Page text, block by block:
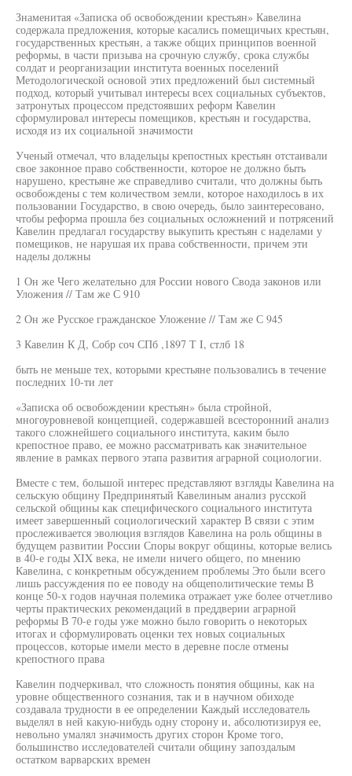
Знаменитая «Записка об освобождении крестьян» Кавелина
содержала предложения, которые касались помещичьих крестьян,
государственных крестьян, а также общих принципов военной
реформы, в части призыва на срочную службу, срока службы
солдат и реорганизации института военных поселений
Методологической основой этих предложений был системный
подход, который учитывал интересы всех социальных субъектов,
затронутых процессом предстоявших реформ Кавелин
сформулировал интересы помещиков, крестьян и государства,
исходя из их социальной значимости
Ученый отмечал, что владельцы крепостных крестьян отстаивали
свое законное право собственности, которое не должно быть
нарушено, крестьяне же справедливо считали, что должны быть
освобождены с тем количеством земли, которое находилось в их
пользовании Государство, в свою очередь, было заинтересовано,
чтобы реформа прошла без социальных осложнений и потрясений
Кавелин предлагал государству выкупить крестьян с наделами у
помещиков, не нарушая их права собственности, причем эти
наделы должны
1 Он же Чего желательно для России нового Свода законов или
Уложения // Там же С 910
2 Он же Русское гражданское Уложение // Там же С 945
3 Кавелин К Д, Собр соч СПб ,1897 Т I, стлб 18
быть не меньше тех, которыми крестьяне пользовались в течение
последних 10-ти лет
«Записка об освобождении крестьян» была стройной,
многоуровневой концепцией, содержавшей всесторонний анализ
такого сложнейшего социального института, каким было
крепостное право, ее можно рассматривать как значительное
явление в рамках первого этапа развития аграрной социологии.
Вместе с тем, большой интерес представляют взгляды Кавелина на
сельскую общину Предпринятый Кавелиным анализ русской
сельской общины как специфического социального института
имеет завершенный социологический характер В связи с этим
прослеживается эволюция взглядов Кавелина на роль общины в
будущем развитии России Споры вокруг общины, которые велись
в 40-е годы XIX века, не имели ничего общего, по мнению
Кавелина, с конкретным обсуждением проблемы Это были всего
лишь рассуждения по ее поводу на общеполитические темы В
конце 50-х годов научная полемика отражает уже более отчетливо
черты практических рекомендаций в преддверии аграрной
реформы В 70-е годы уже можно было говорить о некоторых
итогах и сформулировать оценки тех новых социальных
процессов, которые имели место в деревне после отмены
крепостного права
Кавелин подчеркивал, что сложность понятия общины, как на
уровне общественного сознания, так и в научном обиходе
создавала трудности в ее определении Каждый исследователь
выделял в ней какую-нибудь одну сторону и, абсолютизируя ее,
невольно умалял значимость других сторон Кроме того,
большинство исследователей считали общину запоздалым
остатком варварских времен